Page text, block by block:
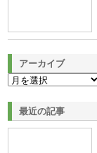
アーカイブ
最近の記事